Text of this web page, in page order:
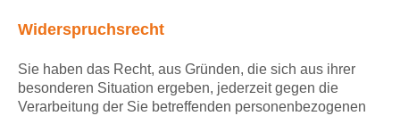
Widerspruchsrecht
Sie haben das Recht, aus Gründen, die sich aus ihrer
besonderen Situation ergeben, jederzeit gegen die
Verarbeitung der Sie betreffenden personenbezogenen